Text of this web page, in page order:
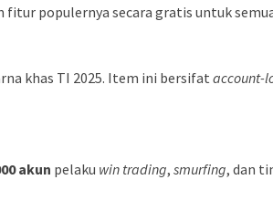
fitur populernya secara gratis untuk
khas TI 2025. Item ini bersifataccount-
akun pelaku win trading, smurfing, dan